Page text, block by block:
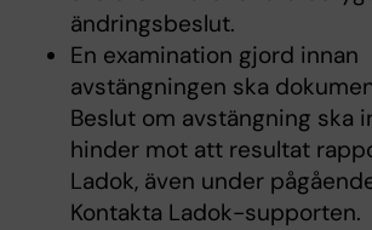
ändringsbeslut.
En examination gjord innan
avstängningen ska
Beslut om avstängning ska
hinder mot att resultat
Ladok, även under
Kontakta Ladok-supporten.